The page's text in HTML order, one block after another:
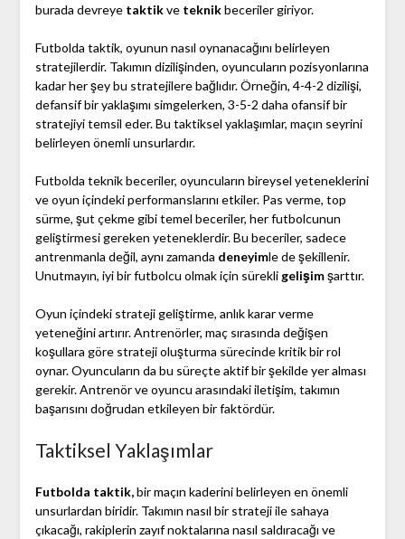
burada devreye taktikve teknikbeceriler giriyor.
Futbolda taktik, oyunun nasıl oynanacağını belirleyen
stratejilerdir. Takımın dizilişinden, oyuncuların pozisyonlarına
kadar her şey bu stratejilere bağlıdır. Örneğin, 4-4-2 dizilişi,
defansif bir yaklaşımı simgelerken, 3-5-2 daha ofansif bir
stratejiyi temsil eder. Bu taktiksel yaklaşımlar, maçın seyrini
belirleyen önemli unsurlardır.
Futbolda teknik beceriler, oyuncuların bireysel yeteneklerini
ve oyun içindeki performanslarını etkiler. Pas verme, top
sürme, şut çekme gibi temel beceriler, her futbolcunun
geliştirmesi gereken yeteneklerdir. Bu beceriler, sadece
antrenmanla değil, aynı zamanda deneyimle de şekillenir.
Unutmayın, iyi bir futbolcu olmak için sürekli gelişimşarttır.
Oyun içindeki strateji geliştirme, anlık karar verme
yeteneğini artırır. Antrenörler, maç sırasında değişen
koşullara göre strateji oluşturma sürecinde kritik bir rol
oynar. Oyuncuların da bu süreçte aktif bir şekilde yer alması
gerekir. Antrenör ve oyuncu arasındaki iletişim, takımın
başarısını doğrudan etkileyen bir faktördür.
Taktiksel Yaklaşımlar
Futbolda taktik,bir maçın kaderini belirleyen en önemli
unsurlardan biridir. Takımın nasıl bir strateji ile sahaya
çıkacağı, rakiplerin zayıf noktalarına nasıl saldıracağı ve